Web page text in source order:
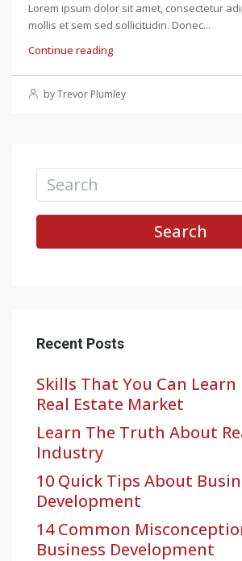
Lorem ipsum dolor sit amet, consectetur
mollis et sem sed sollicitudin. Donec...
Continue reading
by Trevor Plumley
Search
Recent Posts
Skills That You Can Learn
Real Estate Market
Learn The Truth About
Industry
10 Quick Tips About
Development
14 Common
Business Development